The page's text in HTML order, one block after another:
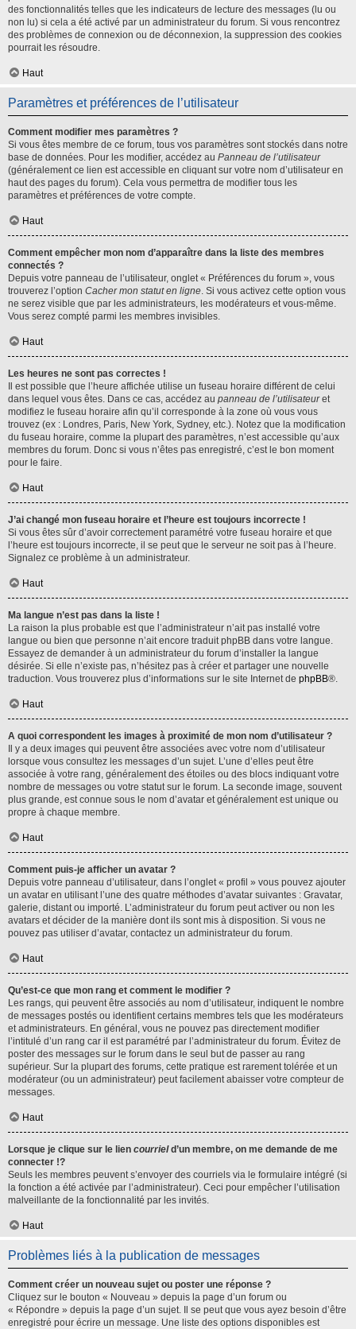
des fonctionnalités telles que les indicateurs de lecture des messages (lu ou
non lu) si cela a été activé par un administrateur du forum. Si vous rencontrez
des problèmes de connexion ou de déconnexion, la suppression des cookies
pourrait les résoudre.
Haut
Paramètres et préférences de l’utilisateur
Comment modifier mes paramètres ?
Si vous êtes membre de ce forum, tous vos paramètres sont stockés dans notre
base de données. Pour les modifier, accédez au Panneau de l’utilisateur
(généralement ce lien est accessible en cliquant sur votre nom d’utilisateur en
haut des pages du forum). Cela vous permettra de modifier tous les
paramètres et préférences de votre compte.
Haut
Comment empêcher mon nom d’apparaître dans la liste des membres
connectés ?
Depuis votre panneau de l’utilisateur, onglet « Préférences du forum », vous
trouverez l’option Cacher mon statut en ligne. Si vous activez cette option vous
ne serez visible que par les administrateurs, les modérateurs et vous-même.
Vous serez compté parmi les membres invisibles.
Haut
Les heures ne sont pas correctes !
Il est possible que l’heure affichée utilise un fuseau horaire différent de celui
dans lequel vous êtes. Dans ce cas, accédez au panneau de l’utilisateuret
modifiez le fuseau horaire afin qu’il corresponde à la zone où vous vous
trouvez (ex : Londres, Paris, New York, Sydney, etc.). Notez que la modification
du fuseau horaire, comme la plupart des paramètres, n’est accessible qu’aux
membres du forum. Donc si vous n’êtes pas enregistré, c’est le bon moment
pour le faire.
Haut
J’ai changé mon fuseau horaire et l’heure est toujours incorrecte !
Si vous êtes sûr d’avoir correctement paramétré votre fuseau horaire et que
l’heure est toujours incorrecte, il se peut que le serveur ne soit pas à l’heure.
Signalez ce problème à un administrateur.
Haut
Ma langue n’est pas dans la liste !
La raison la plus probable est que l’administrateur n’ait pas installé votre
langue ou bien que personne n’ait encore traduit phpBB dans votre langue.
Essayez de demander à un administrateur du forum d’installer la langue
désirée. Si elle n’existe pas, n’hésitez pas à créer et partager une nouvelle
traduction. Vous trouverez plus d’informations sur le site Internet de phpBB®.
Haut
A quoi correspondent les images à proximité de mon nom d’utilisateur ?
Il y a deux images qui peuvent être associées avec votre nom d’utilisateur
lorsque vous consultez les messages d’un sujet. L’une d’elles peut être
associée à votre rang, généralement des étoiles ou des blocs indiquant votre
nombre de messages ou votre statut sur le forum. La seconde image, souvent
plus grande, est connue sous le nom d’avatar et généralement est unique ou
propre à chaque membre.
Haut
Comment puis-je afficher un avatar ?
Depuis votre panneau d’utilisateur, dans l’onglet « profil » vous pouvez ajouter
un avatar en utilisant l’une des quatre méthodes d’avatar suivantes : Gravatar,
galerie, distant ou importé. L’administrateur du forum peut activer ou non les
avatars et décider de la manière dont ils sont mis à disposition. Si vous ne
pouvez pas utiliser d’avatar, contactez un administrateur du forum.
Haut
Qu’est-ce que mon rang et comment le modifier ?
Les rangs, qui peuvent être associés au nom d’utilisateur, indiquent le nombre
de messages postés ou identifient certains membres tels que les modérateurs
et administrateurs. En général, vous ne pouvez pas directement modifier
l’intitulé d’un rang car il est paramétré par l’administrateur du forum. Évitez de
poster des messages sur le forum dans le seul but de passer au rang
supérieur. Sur la plupart des forums, cette pratique est rarement tolérée et un
modérateur (ou un administrateur) peut facilement abaisser votre compteur de
messages.
Haut
Lorsque je clique sur le lien courrield’un membre, on me demande de me
connecter !?
Seuls les membres peuvent s’envoyer des courriels via le formulaire intégré (si
la fonction a été activée par l’administrateur). Ceci pour empêcher l’utilisation
malveillante de la fonctionnalité par les invités.
Haut
Problèmes liés à la publication de messages
Comment créer un nouveau sujet ou poster une réponse ?
Cliquez sur le bouton « Nouveau » depuis la page d’un forum ou
« Répondre » depuis la page d’un sujet. Il se peut que vous ayez besoin d’être
enregistré pour écrire un message. Une liste des options disponibles est